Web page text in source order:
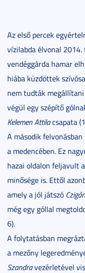
Az első percek
vízilabda élvonal
vendéggárda hamar
hiába küzdöttek
nem tudták
végül egy szépítő
Kelemen Attilacsapata
A második
a medencében. Ez
hazai oldalon feljavult
minősége is. Ettől
amely a jól játszó
még egy góllal
6).
A folytatásban
a mezőny
Szandravezérletével